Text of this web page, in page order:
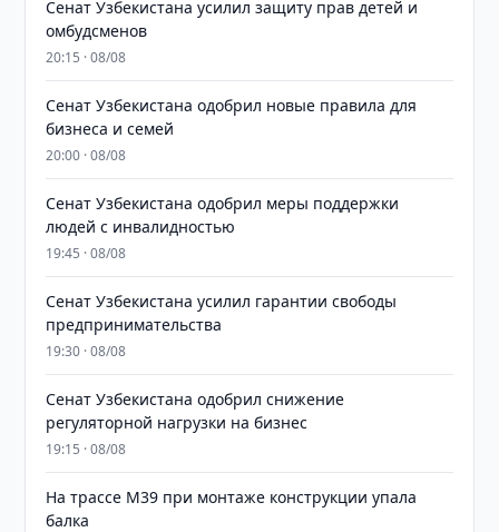
Сенат Узбекистана усилил защиту прав детей и
омбудсменов
20:15 · 08/08
Сенат Узбекистана одобрил новые правила для
бизнеса и семей
20:00 · 08/08
Сенат Узбекистана одобрил меры поддержки
людей с инвалидностью
19:45 · 08/08
Сенат Узбекистана усилил гарантии свободы
предпринимательства
19:30 · 08/08
Сенат Узбекистана одобрил снижение
регуляторной нагрузки на бизнес
19:15 · 08/08
На трассе M39 при монтаже конструкции упала
балка